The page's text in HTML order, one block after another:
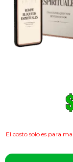
El costo solo es para